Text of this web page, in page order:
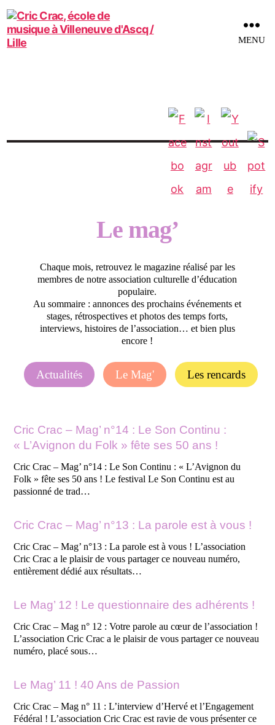
école
MENU
Le mag’
Chaque mois, retrouvez le magazineréalisé parles
membres de notre association culturelle d’éducation
populaire.
Au sommaire : annonces des prochainsévénements et
stages, rétrospectives etphotos des temps forts,
interviews, histoires de l’association… et bien plus
encore !
Actualités Le Mag' Les rencards
Cric Crac – Mag’ n°14 : Le Son Continu :
« L’Avignon du Folk » fête ses 50 ans !
Cric Crac – Mag’ n°14 : Le Son Continu : « L’Avignon du
Folk » fête ses 50 ans ! Le festival Le Son Continu est au
passionné de trad…
Cric Crac – Mag’ n°13 : La parole est à vous !
Cric Crac – Mag’ n°13 : La parole est à vous ! L’association
Cric Crac a le plaisir de vous partager ce nouveau numéro,
entièrement dédié aux résultats…
Le Mag’ 12 ! Le questionnaire des adhérents !
Cric Crac – Mag n° 12 : Votre parole au cœur de l’association !
L’association Cric Crac a le plaisir de vous partager ce nouveau
numéro, placé sous…
Le Mag’ 11 ! 40 Ans de Passion
Cric Crac – Mag n° 11 : L’interview d’Hervé et l’Engagement
Fédéral ! L’association Cric Crac est ravie de vous présenter ce